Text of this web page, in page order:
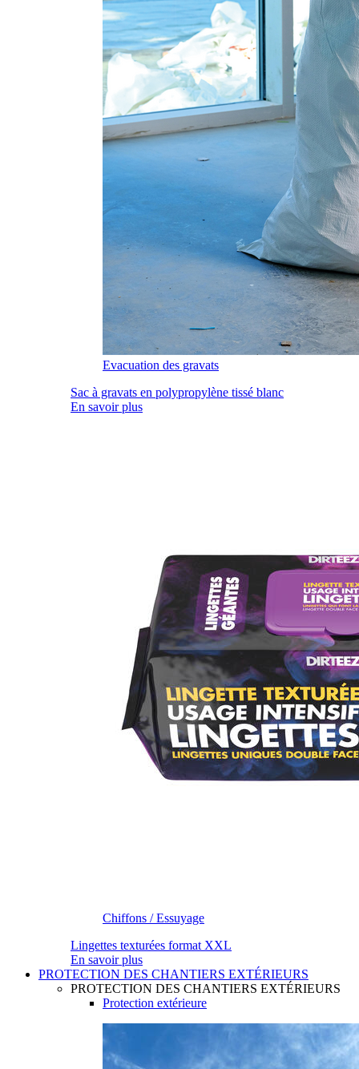
Evacuation des gravats
Sac à gravats en polypropylène tissé blanc
En savoir plus
Chiffons / Essuyage
Lingettes texturées format XXL
En savoir plus
PROTECTION DES CHANTIERS EXTÉRIEURS
PROTECTION DES CHANTIERS EXTÉRIEURS
Protection extérieure